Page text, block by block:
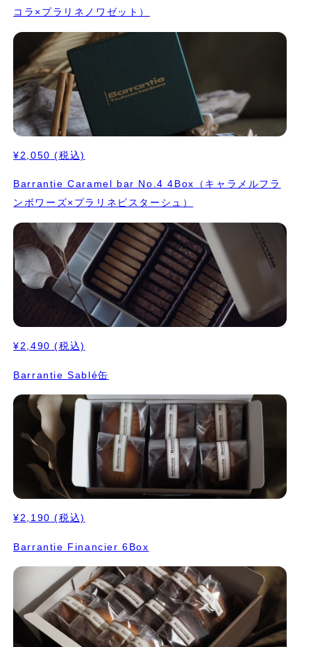
コラ×プラリネノワゼット）
¥2,050 (税込)
Barrantie Caramel bar No.4 4Box（キャラメルフラ
ンボワーズ×プラリネピスターシュ）
¥2,490 (税込)
Barrantie Sablé缶
¥2,190 (税込)
Barrantie Financier 6Box